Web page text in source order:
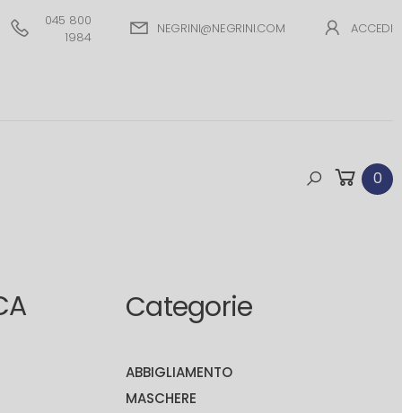
045 800
1984
NEGRINI@NEGRINI.COM ACCEDI
0
Categorie
ABBIGLIAMENTO
MASCHERE